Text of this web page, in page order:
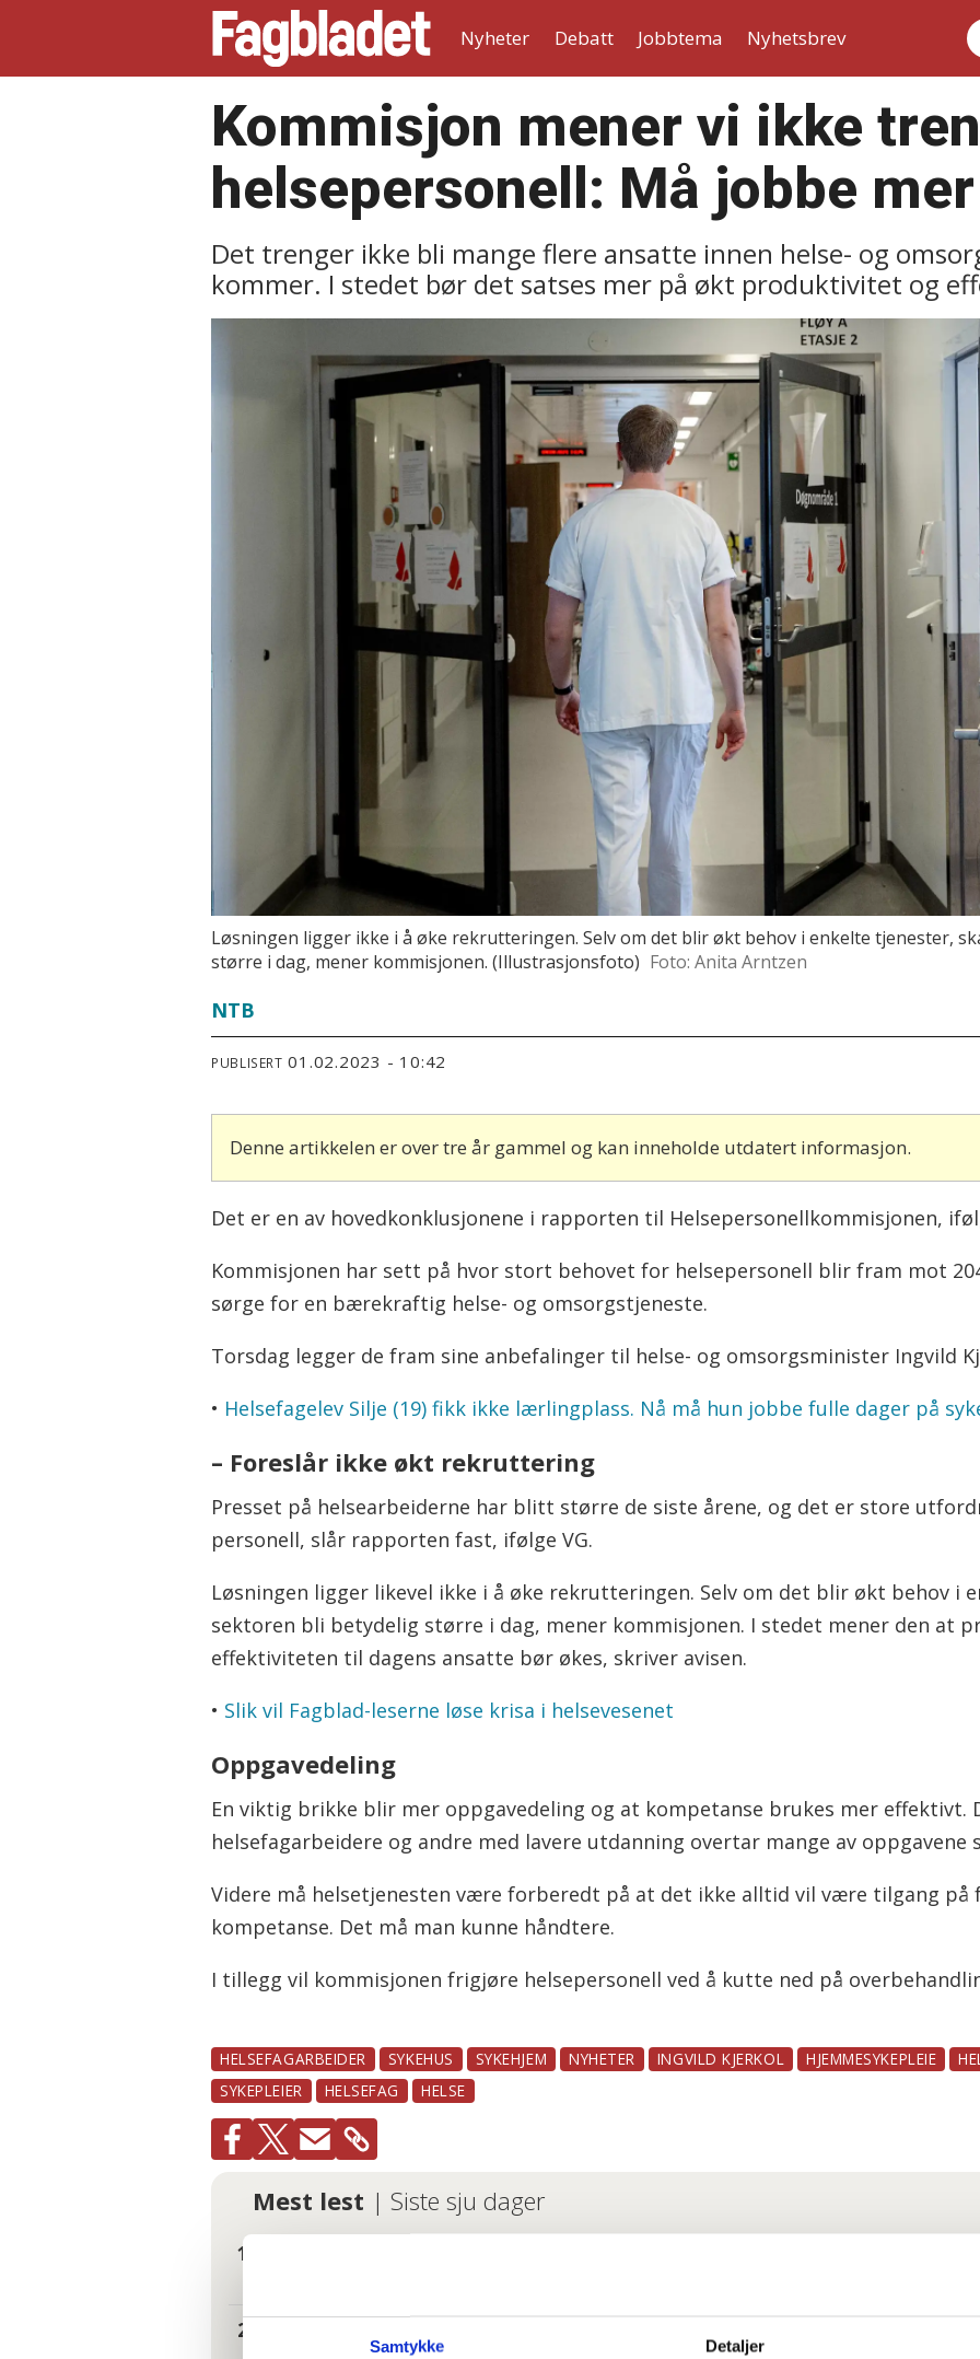
Samtykke Detaljer
Nyheter Debatt Jobbtema Nyhetsbrev
Kommisjon mener vi ikke
helsepersonell: Må jobbe
Det trenger ikke bli mange flere ansatte innen helse- og
kommer. I stedet bør det satses mer på økt produktivitet og
Løsningen ligger ikke i å øke rekrutteringen. Selv om det blir økt behov i enkelte tjenester,
større i dag, mener kommisjonen. (Illustrasjonsfoto) Foto: Anita Arntzen
NTB
PUBLISERT 01.02.2023 - 10:42
Denne artikkelen er over tre år gammel og kan inneholde utdatert informasjon.
Det er en av hovedkonklusjonene i rapporten til Helsepersonellkommisjonen,
Kommisjonen har sett på hvor stort behovet for helsepersonell blir fram mot
sørge for en bærekraftig helse- og omsorgstjeneste.
Torsdag legger de fram sine anbefalinger til helse- og omsorgsminister Ingvild
• Helsefagelev Silje (19) fikk ikke lærlingplass. Nå må hun jobbe fulle dager på
– Foreslår ikke økt rekruttering
Presset på helsearbeiderne har blitt større de siste årene, og det er store
personell, slår rapporten fast, ifølge VG.
Løsningen ligger likevel ikke i å øke rekrutteringen. Selv om det blir økt behov i
sektoren bli betydelig større i dag, mener kommisjonen. I stedet mener den at
effektiviteten til dagens ansatte bør økes, skriver avisen.
• Slik vil Fagblad-leserne løse krisa i helsevesenet
Oppgavedeling
En viktig brikke blir mer oppgavedeling og at kompetanse brukes mer effektivt.
helsefagarbeidere og andre med lavere utdanning overtar mange av oppgavene
Videre må helsetjenesten være forberedt på at det ikke alltid vil være tilgang
kompetanse. Det må man kunne håndtere.
I tillegg vil kommisjonen frigjøre helsepersonell ved å kutte ned på
HELSEFAGARBEIDER SYKEHUS SYKEHJEM NYHETER INGVILD KJERKOL HJEMMESYKEPLEIE
SYKEPLEIER
HELSEFAG HELSE
Mest lest | Siste sju dager
– Reglene nå er så jævlig arbeiderfiendtlige at jeg skjønner ikke